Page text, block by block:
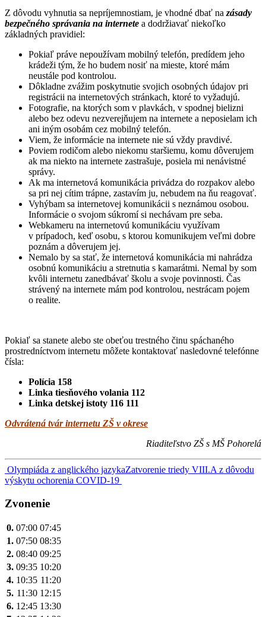
Z dôvodu vyhnutia sa nepríjemnostiam, je vhodné dbať na zásady
bezpečného správania na internete a dodržiavať niekoľko
základných pravidiel:
Pokiaľ práve nepoužívam mobilný telefón, predídem jeho
krádeži tým, že ho budem nosiť na mieste, ktoré mám
neustále pod kontrolou.
Dôkladne zvážim poskytnutie svojich osobných údajov pri
registrácii na internetových stránkach, ktoré to vyžadujú.
Fotografie, na ktorých som v plavkách, v spodnej bielizni
alebo bez odevu nezverejňujem na internete a neposielam ich
ani iným osobám cez mobilný telefón.
Viem, že informácie na internete nie sú vždy pravdivé.
Poviem rodičom alebo niekomu staršiemu, komu dôverujem
ak ma niekto na internete zastrašuje, posiela mi nenávistné
správy.
Ak ma internetová komunikácia privádza do rozpakov alebo
sa pri nej cítim trápne, zastavím ju, nebudem na ňu reagovať.
Vyhýbam sa internetovej komunikácii s neznámou osobou.
Informácie o svojom súkromí si nechávam pre seba.
Webkameru na internetovú komunikáciu využívam
v prípadoch, keď osobu, s ktorou komunikujem veľmi dobre
poznám a dôverujem jej.
Nemalo by sa stať, že internetová komunikácia mi nahrádza
osobnú komunikáciu a stretnutia s kamarátmi. Nemal by som
kvôli internetu zanedbávať školu a svoje povinnosti. Čas
strávený na internete mám pod kontrolou, nestrácam pojem
o realite.
Pokiaľ sa stanete alebo ste obeťou trestného činu spáchaného
prostredníctvom internetu môžete kontaktovať nasledovné telefónne
čísla:
Polícia 158
Linka tiesňového volania 112
Linka detskej istoty 116 111
Odvrátená tvár internetu ZŠ v okrese
Riaditeľstvo ZŠ s MŠ Pohorelá
Navigácia
v
článku
Olympiáda z anglického jazykaZatvorenie triedy VIII.A z dôvodu
výskytu ochorenia COVID-19
Zvonenie
0. 07:00 07:45
1. 07:50 08:35
2. 08:40 09:25
3. 09:35 10:20
4. 10:35 11:20
5. 11:30 12:15
6. 12:45 13:30